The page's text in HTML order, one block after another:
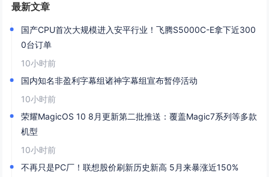
最新文章
国产CPU首次大规模进入安平行业！飞腾S5000C-E拿下近300
0台订单
10小时前
国内知名非盈利字幕组诸神字幕组宣布暂停活动
10小时前
荣耀MagicOS 10 8月更新第二批推送：覆盖Magic7系列等多款
机型
10小时前
不再只是PC厂！联想股价刷新历史新高 5月来暴涨近150%